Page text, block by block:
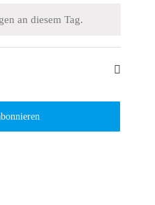
an diesem Tag.